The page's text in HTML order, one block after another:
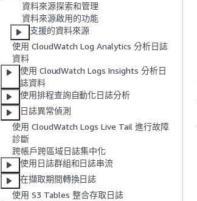
資料來源探索和管理
資料來源啟用的功能
支援的資料來源
使用 CloudWatch Log Analytics 分析日誌
資料
使用 CloudWatch Logs Insights 分析日
誌資料
使用排程查詢自動化日誌分析
日誌異常偵測
使用 CloudWatch Logs Live Tail 進行故障
診斷
跨帳戶跨區域日誌集中化
使用日誌群組和日誌串流
在擷取期間轉換日誌
使用 S3 Tables 整合存取日誌